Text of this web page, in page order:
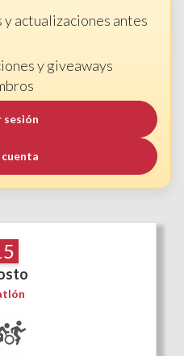
actualizaciones antes
y giveaways
sesión